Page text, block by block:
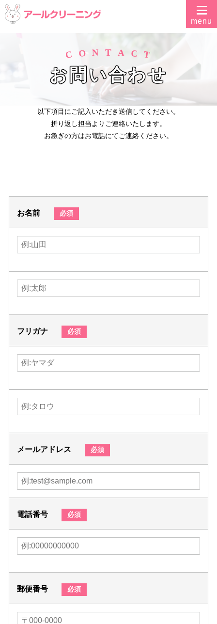
C O N T A C T
お問い合わせ
以下項目にご記入いただき送信してください。
折り返し担当よりご連絡いたします。
お急ぎの方はお電話にてご連絡ください。
お名前 必須
フリガナ 必須
メールアドレス 必須
電話番号 必須
郵便番号 必須